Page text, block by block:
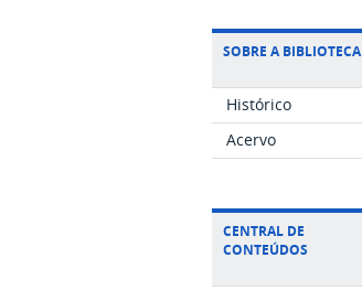
SOBRE A BIBLIOTECA
Histórico
Acervo
CENTRAL DE
CONTEÚDOS